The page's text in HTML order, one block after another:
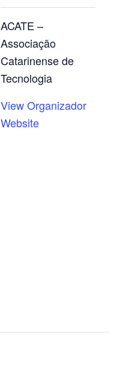
ACATE –
Associação
Catarinense de
Tecnologia
View Organizador
Website